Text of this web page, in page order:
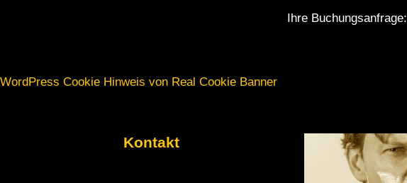
Ihre Buchungsanfrage:
Kontakt
WordPress Cookie Hinweis von Real Cookie Banner